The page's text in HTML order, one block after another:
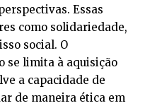
Essas
como solidariedade,
social. O
se limita à aquisição
a capacidade de
de maneira ética em